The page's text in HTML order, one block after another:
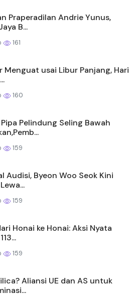
Praperadilan Andrie Yunus,
B...
161
Menguat usai Libur Panjang, Hari
160
Pelindung Seling Bawah
159
Audisi, Byeon Woo Seok Kini
159
Honai ke Honai: Aksi Nyata
159
Aliansi UE dan AS untuk